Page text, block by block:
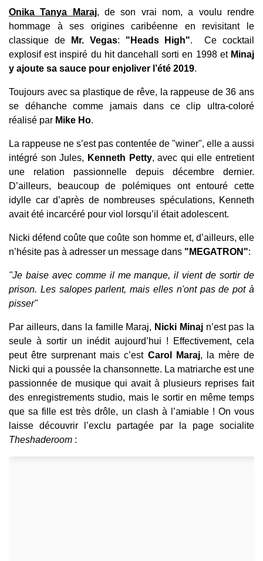
Onika Tanya Maraj, de son vrai nom, a voulu rendre
hommage à ses origines caribéenne en revisitant le
classique de
Mr. Vegas: "Heads High". Ce cocktail
explosif est inspiré du hit dancehall sorti en 1998 et Minaj
y ajoute sa sauce pour enjoliver l’été 2019.
Toujours avec sa plastique de rêve, la rappeuse de 36 ans
se déhanche comme jamais dans ce clip ultra-coloré
réalisé par Mike Ho.
La rappeuse ne s’est pas contentée de "winer", elle a aussi
intégré son Jules, Kenneth Petty, avec qui elle entretient
une relation passionnelle depuis décembre dernier.
D’ailleurs, beaucoup de polémiques ont entouré cette
idylle car d’après de nombreuses spéculations, Kenneth
avait été incarcéré pour viol lorsqu’il était adolescent.
Nicki défend coûte que coûte son homme et, d’ailleurs, elle
n’hésite pas à adresser un message dans "MEGATRON":
"Je baise avec comme il me manque, il vient de sortir de
prison. Les salopes parlent, mais elles n'ont pas de pot à
pisser"
Par ailleurs, dans la famille Maraj, Nicki Minaj n’est pas la
seule à sortir un inédit aujourd’hui ! Effectivement, cela
peut être surprenant mais c’estCarol Maraj, la mère de
Nicki qui a poussée la chansonnette. La matriarche est une
passionnée de musique qui avait à plusieurs reprises fait
des enregistrements studio, mais le sortir en même temps
que sa fille est très drôle, un clash à l’amiable ! On vous
laisse découvrir l’exclu partagée par la page socialite
Theshaderoom :